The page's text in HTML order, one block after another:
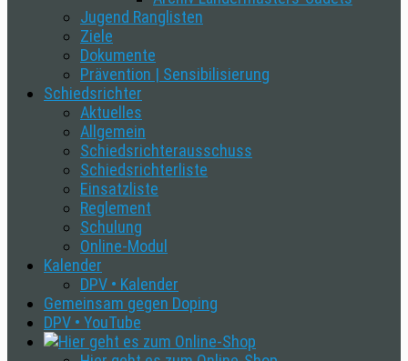
Jugend Ranglisten
Ziele
Dokumente
Prävention | Sensibilisierung
Schiedsrichter
Aktuelles
Allgemein
Schiedsrichterausschuss
Schiedsrichterliste
Einsatzliste
Reglement
Schulung
Online-Modul
Kalender
DPV • Kalender
Gemeinsam gegen Doping
DPV • YouTube